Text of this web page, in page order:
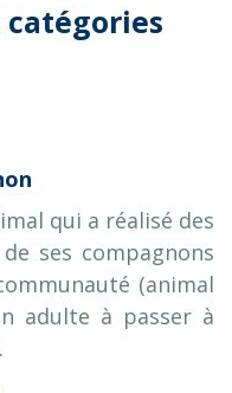
qui a réalisé des
ses compagnons
(animal
adulte à passer à